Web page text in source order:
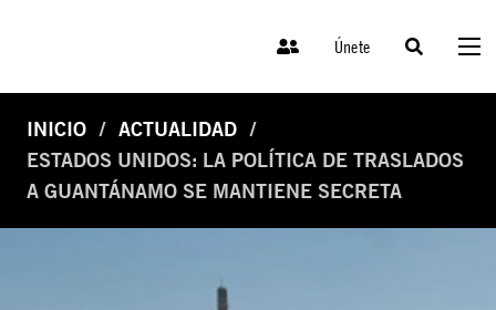
Únete
INICIO
ACTUALIDAD
ESTADOS UNIDOS: LA POLÍTICA DE TRASLADOS
A GUANTÁNAMO SE MANTIENE SECRETA